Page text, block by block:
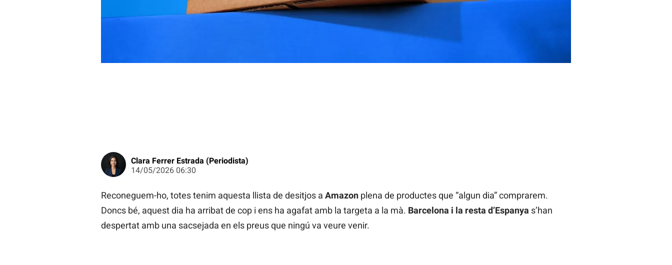
Clara Ferrer Estrada (Periodista)
14/05/2026 06:30
Reconeguem-ho, totes tenim aquesta llista de desitjos a Amazonplena de productes que “algun dia” comprarem.
Doncs bé, aquest dia ha arribat de cop i ens ha agafat amb la targeta a la mà. Barcelona i la resta d’Espanya s’han
despertat amb una sacsejada en els preus que ningú va veure venir.